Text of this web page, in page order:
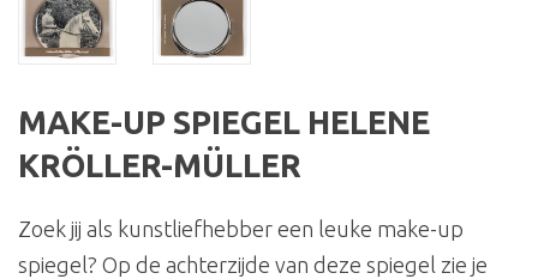
MAKE-UP SPIEGEL HELENE
KRÖLLER-MÜLLER
Zoek jij als kunstliefhebber een leuke make-up
spiegel? Op de achterzijde van deze spiegel zie je